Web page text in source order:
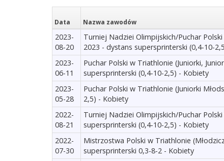
Data Nazwa zawodów
2023-
08-20
Turniej Nadziei Olimpijskich/Puchar
2023 - dystans supersprinterski (0,4-10-
2023-
06-11
Puchar Polski w Triathlonie (Juniorki,
supersprinterski (0,4-10-2,5) - Kobiety
2023-
05-28
Puchar Polski w Triathlonie (Juniorki
2,5) - Kobiety
2022-
08-21
Turniej Nadziei Olimpijskich/Puchar
supersprinterski (0,4-10-2,5) - Kobiety
2022-
07-30
Mistrzostwa Polski w Triathlonie
supersprinterski 0,3-8-2 - Kobiety